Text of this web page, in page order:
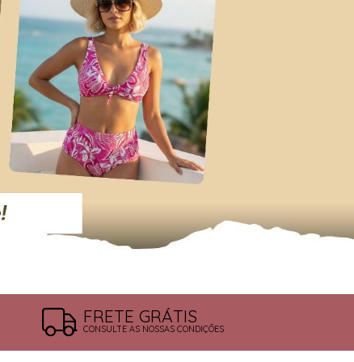
FRETE GRÁTIS
CONSULTE AS NOSSAS CONDIÇÕES